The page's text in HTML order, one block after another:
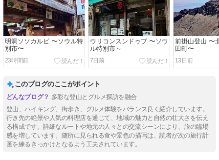
明洞ソソカルビ 〜ソウル特
別市〜
23時間前
ウリコンスンドゥブ 〜ソウ
ル特別市～
7日前
前掛山登山 〜
田町〜
13日前
このブログのここがポイント
多彩な登山とグルメ探訪を融合
登山、ハイキング、街歩き、グルメ体験をバランス良く紹介しています。
行き先の絶景や人気の料理店を通じて、地域の魅力と自然の壮大さを伝え
る構成です。詳細なルートや地元の人々との交流シーンにより、旅の臨場
感を増しています。随所に見られる食や景色の描写は、読者が次の旅行計
画を練るきっかけとなるよう工夫されています。